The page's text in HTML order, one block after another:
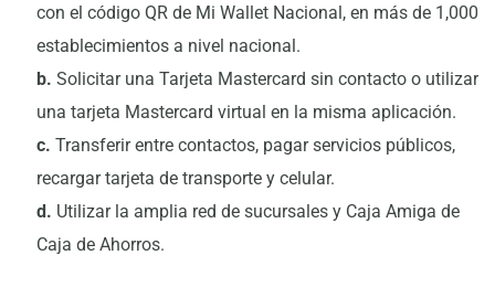
con el código QR de Mi Wallet Nacional, en más de 1,000
establecimientos a nivel nacional.
b. Solicitar una Tarjeta Mastercard sin contacto o utilizar
una tarjeta Mastercard virtual en la misma aplicación.
c. Transferir entre contactos, pagar servicios públicos,
recargar tarjeta de transporte y celular.
d. Utilizar la amplia red de sucursales y Caja Amiga de
Caja de Ahorros.